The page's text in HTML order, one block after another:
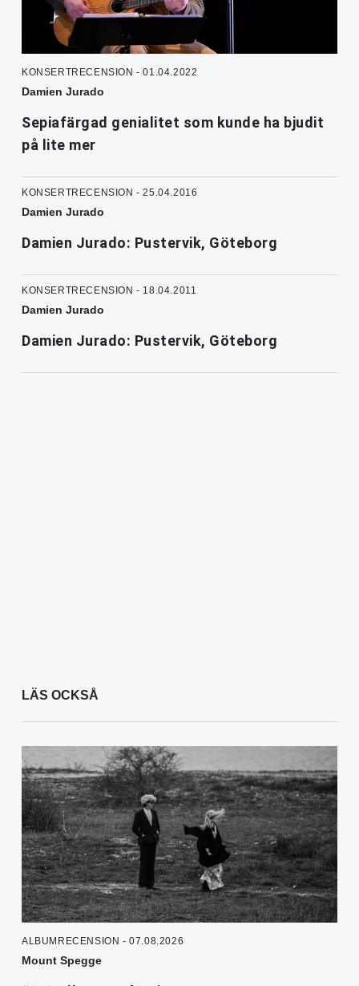
KONSERTRECENSION - 01.04.2022
Damien Jurado
Sepiafärgad genialitet som kunde ha bjudit
på lite mer
KONSERTRECENSION - 25.04.2016
Damien Jurado
Damien Jurado: Pustervik, Göteborg
KONSERTRECENSION - 18.04.2011
Damien Jurado
Damien Jurado: Pustervik, Göteborg
LÄS OCKSÅ
ALBUMRECENSION - 07.08.2026
Mount Spegge